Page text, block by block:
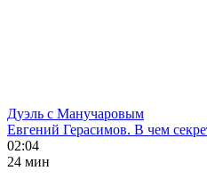
Дуэль с Манучаровым
Евгений Герасимов. В чем
02:04
24 мин